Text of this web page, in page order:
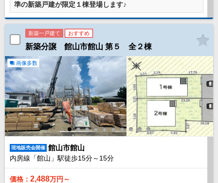
準の新築戸建が限定１棟登場します♪
新築一戸建て おすすめ
新築分譲 館山市館山 第５ 全２棟
画像多数
現地販売会開催 館山市館山
内房線「館山」駅徒歩15分～ 15分
価格： 2,488万円～